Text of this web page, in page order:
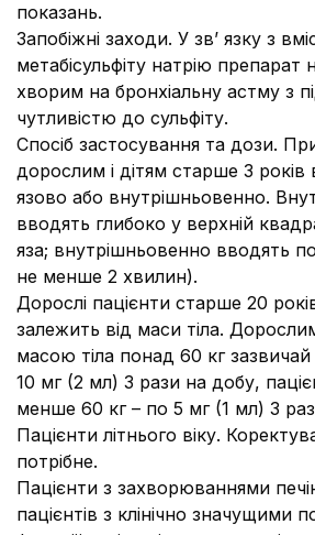
показань.
Запобіжні заходи. У зв’ язку з
метабісульфіту натрію
хворим на бронхіальну астму з
чутливістю до сульфіту.
Спосіб застосування та дози.
дорослим і дітям старше 3 років
язово або внутрішньовенно.
вводять глибоко у верхній
яза; внутрішньовенно вводять
не менше 2 хвилин).
Дорослі пацієнти старше 20
залежить від маси тіла.
масою тіла понад 60 кг
10 мг (2 мл) 3 рази на добу,
менше 60 кг – по 5 мг (1 мл) 3
Пацієнти літнього віку.
потрібне.
Пацієнти з захворюваннями
пацієнтів з клінічно значущими